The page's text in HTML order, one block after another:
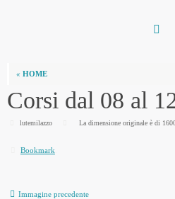
« HOME
Corsi dal 08 al
lutemilazzo La dimensione originale è di
Bookmark
Immagine precedente